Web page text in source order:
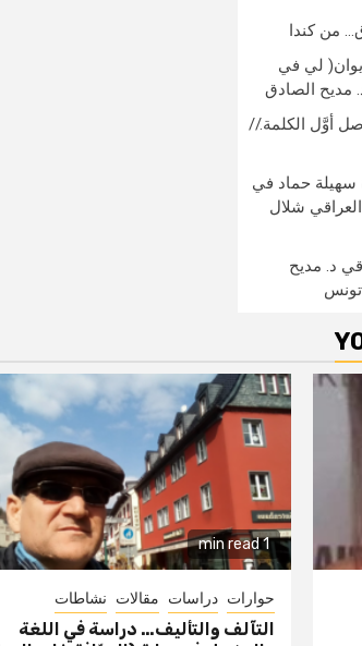
من كندا
لي في
مديح الصادق
أوَّل الكلمة.//
سهيلة حماد في
شلال
د. مديح
1 min read
حوارات دراسات مقالات نشاطات
التآلف والتأليف… دراسة في اللغة